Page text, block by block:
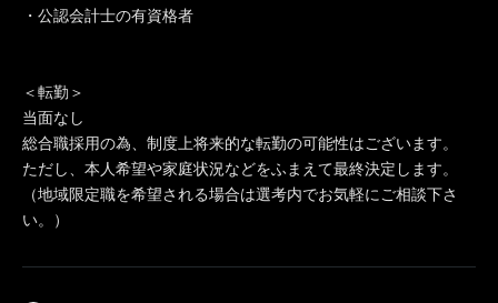
・公認会計士の有資格者
＜転勤＞
当面なし
総合職採用の為、制度上将来的な転勤の可能性はございます。
ただし、本人希望や家庭状況などをふまえて最終決定します。
（地域限定職を希望される場合は選考内でお気軽にご相談下さ
い。）